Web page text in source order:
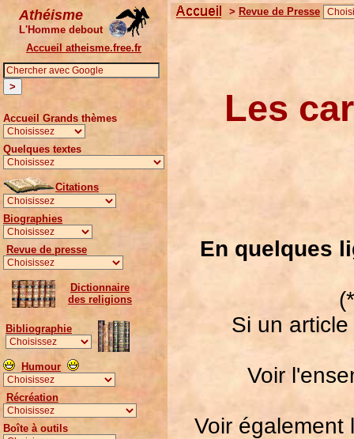
Athéisme
L'Homme debout
Accueil atheisme.free.fr
Accueil Grands thèmes
Quelques textes
Citations
Biographies
Revue de presse
Dictionnaire
des religions
Bibliographie
Humour
Récréation
Boîte à outils
> Revue de Presse
Les
En quelques
Si un
Voir
Voir